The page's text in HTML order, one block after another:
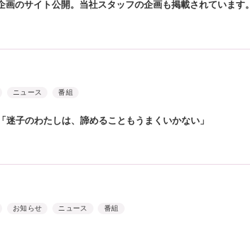
画のサイト公開。当社スタッフの企画も掲載されています。
ニュース 番組
迷子のわたしは、諦めることもうまくいかない」
お知らせ ニュース 番組